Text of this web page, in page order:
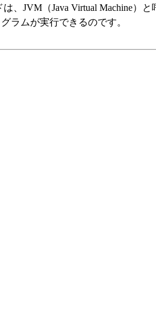
、JVM（Java Virtual Machine）と
ラムが実行できるのです。